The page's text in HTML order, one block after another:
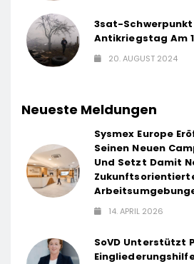
3sat-Schwerpunkt
Antikriegstag Am
20. AUGUST 2024
Neueste Meldungen
Sysmex Europe
Seinen Neuen
Und Setzt Damit
14. APRIL 2026
SoVD Unterstützt